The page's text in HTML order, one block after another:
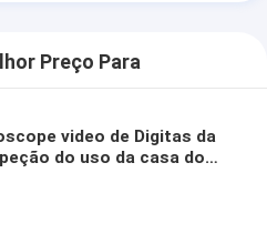
Preço Para
video de Digitas da
do uso da casa do